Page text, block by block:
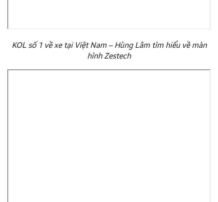
KOL số 1 về xe tại Việt Nam – Hùng Lâm tìm hiểu về màn
hình Zestech